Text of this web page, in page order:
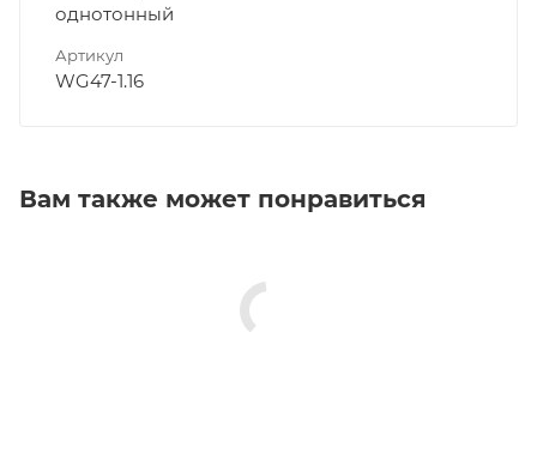
однотонный
Артикул
WG47-1.16
Вам также может понравиться